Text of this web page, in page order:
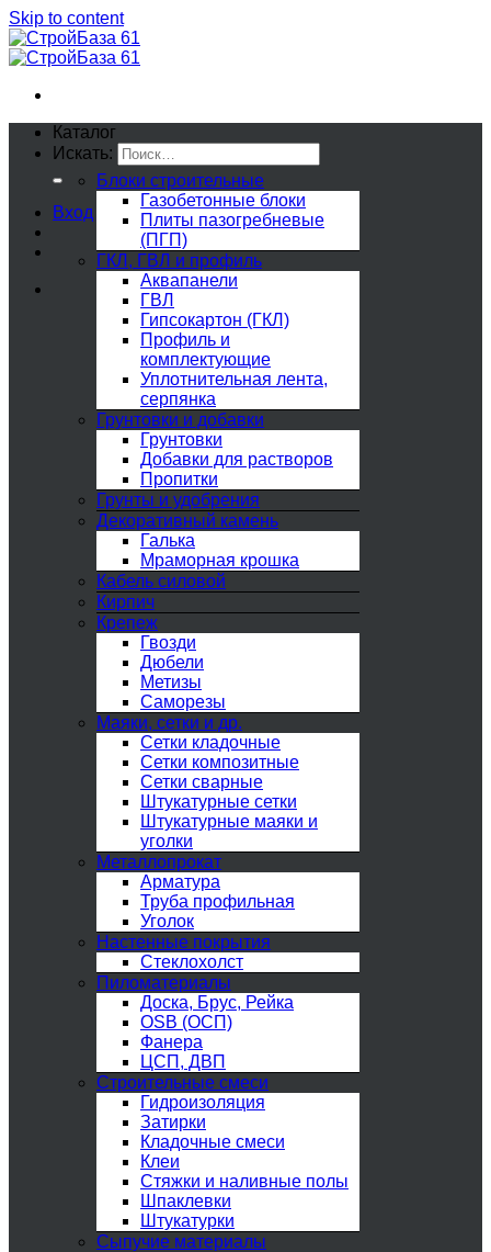
Skip to content
Искать:
Вход
Каталог
Блоки строительные
Газобетонные блоки
Плиты пазогребневые
(ПГП)
ГКЛ, ГВЛ и профиль
Аквапанели
ГВЛ
Гипсокартон (ГКЛ)
Профиль и
комплектующие
Уплотнительная лента,
серпянка
Грунтовки и добавки
Грунтовки
Добавки для растворов
Пропитки
Грунты и удобрения
Декоративный камень
Галька
Мраморная крошка
Кабель силовой
Кирпич
Крепеж
Гвозди
Дюбели
Метизы
Саморезы
Маяки, сетки и др.
Сетки кладочные
Сетки композитные
Сетки сварные
Штукатурные сетки
Штукатурные маяки и
уголки
Металлопрокат
Арматура
Труба профильная
Уголок
Настенные покрытия
Стеклохолст
Пиломатериалы
Доска, Брус, Рейка
OSB (ОСП)
Фанера
ЦСП, ДВП
Строительные смеси
Гидроизоляция
Затирки
Кладочные смеси
Клеи
Стяжки и наливные полы
Шпаклевки
Штукатурки
Сыпучие материалы